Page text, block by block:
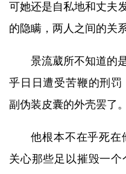
可她还是自私地和丈夫
的隐瞒，两人之间的关
景流葳所不知道的
乎日日遭受苦鞭的刑
副伪装皮囊的外壳罢了。
他根本不在乎死在
关心那些足以摧毁一